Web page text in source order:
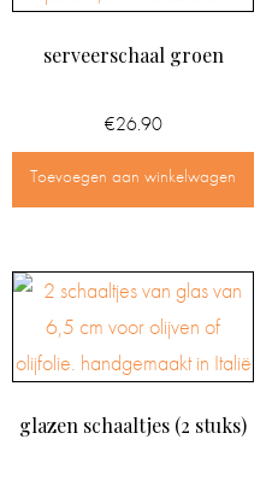
serveerschaal groen
€26.90
Toevoegen aan winkelwagen
glazen schaaltjes (2 stuks)